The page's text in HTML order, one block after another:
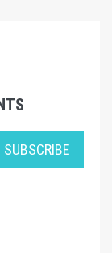
SUBSCRIBE